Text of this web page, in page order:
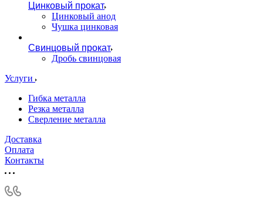
Цинковый прокат
Цинковый анод
Чушка цинковая
Свинцовый прокат
Дробь свинцовая
Услуги
Гибка металла
Резка металла
Сверление металла
Доставка
Оплата
Контакты